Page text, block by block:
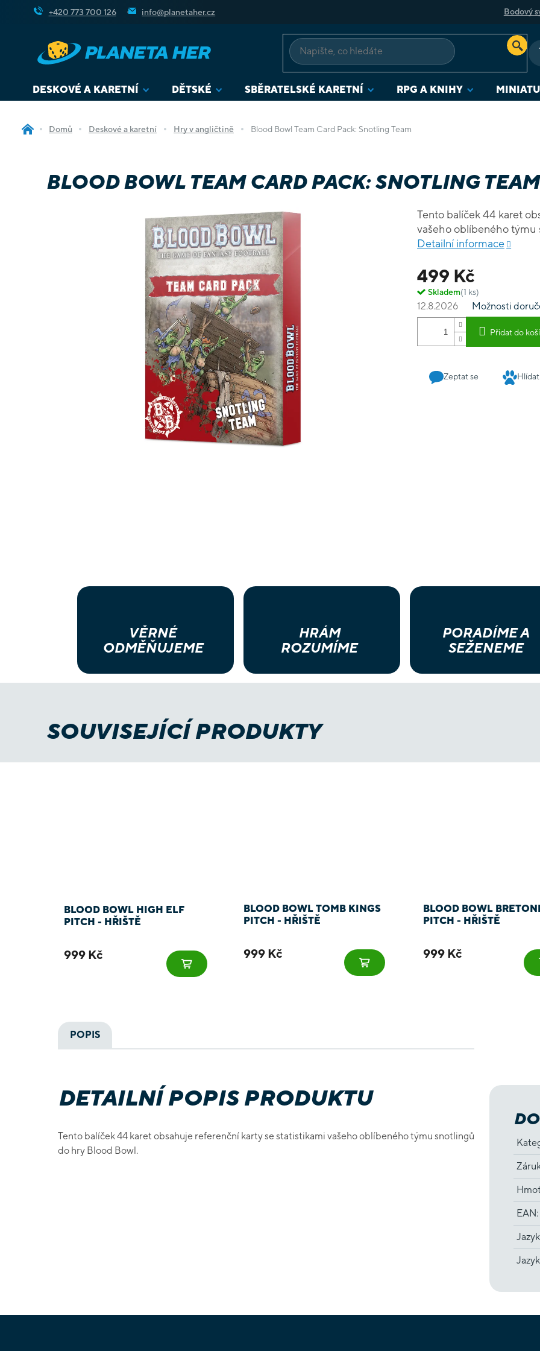
+420 773 700 126 info@planetaher.cz Bodový
DESKOVÉ A KARETNÍ DĚTSKÉ SBĚRATELSKÉ KARETNÍ RPG A KNIHY
Domů Deskové a karetní Hry v angličtině Blood Bowl Team Card Pack: Snotling Team
BLOOD BOWL TEAM CARD PACK: SNOTLING TEAM
499 Kč
Skladem(1 ks)
12.8.2026 Možnosti
Přidat do
Tento balíček 44 karet
vašeho oblíbeného týmu
Detailní informace
Zeptat se Hlídat
VĚRNÉ
ODMĚŇUJEME
HRÁM
ROZUMÍME
PORADÍME A
SEŽENEME
SOUVISEJÍCÍ PRODUKTY
BLOOD BOWL HIGH ELF
PITCH - HŘIŠTĚ
999 Kč
BLOOD BOWL TOMB KINGS
PITCH - HŘIŠTĚ
999 Kč
BLOOD BOWL
PITCH - HŘIŠTĚ
999 Kč
POPIS
DETAILNÍ POPIS PRODUKTU
Tento balíček 44 karet obsahuje referenční karty se statistikami vašeho oblíbeného týmu snotlingů
do hry Blood Bowl.
EAN: